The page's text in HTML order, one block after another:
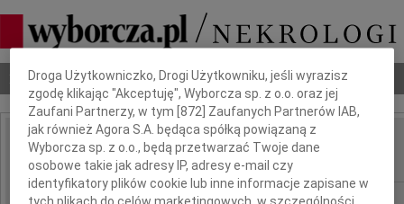
Nekrologi Odeszli Poradnik pogrzebowy
IMIĘ I NAZWISKO: Elżbieta Załęska
REGION: Warszawa
Dbamy o Twoją prywatność
Droga Użytkowniczko, Drogi Użytkowniku, jeśli wyrazisz
zgodę klikając "Akceptuję", Wyborcza sp. z o.o. oraz jej
Zaufani Partnerzy, w tym [872] Zaufanych Partnerów IAB,
jak również Agora S.A. będąca spółką powiązaną z
Wyborcza sp. z o.o., będą przetwarzać Twoje dane
osobowe takie jak adresy IP, adresy e-mail czy
identyfikatory plików cookie lub inne informacje zapisane w
tych plikach do celów marketingowych, w szczególności